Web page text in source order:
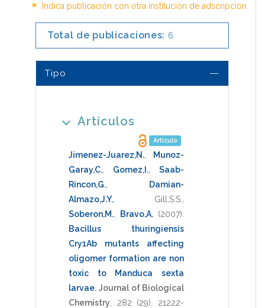
* Indica publicación con otra institución de adscripción
Total de publicaciones: 6
Tipo
Artículos
Artículo
Jimenez-Juarez,N.
Munoz-
Garay,C.
Gomez,I.
Saab-
Rincon,G.
Damian-
Almazo,J.Y.
Gill,S.S.
Soberon,M.
Bravo,A. (2007)
Bacillus thuringiensis
Cry1Ab mutants affecting
oligomer formation are non
toxic to Manduca sexta
larvae. Journal of Biological
Chemistry
282 (29), 21222-